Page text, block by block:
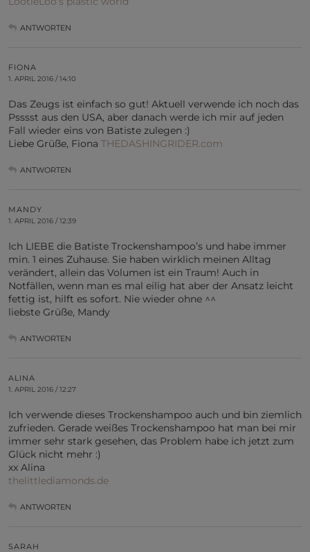
ANTWORTEN
FIONA
1. APRIL 2016 / 14:10
Das Zeugs ist einfach so gut! Aktuell verwende ich noch das
Psssst aus den USA, aber danach werde ich mir auf jeden
Fall wieder eins von Batiste zulegen :)
Liebe Grüße, Fiona THEDASHINGRIDER.com
ANTWORTEN
MANDY
1. APRIL 2016 / 12:39
Ich LIEBE die Batiste Trockenshampoo’s und habe immer
min. 1 eines Zuhause. Sie haben wirklich meinen Alltag
verändert, allein das Volumen ist ein Traum! Auch in
Notfällen, wenn man es mal eilig hat aber der Ansatz leicht
fettig ist, hilft es sofort. Nie wieder ohne ^^
liebste Grüße, Mandy
ANTWORTEN
ALINA
1. APRIL 2016 / 12:27
Ich verwende dieses Trockenshampoo auch und bin ziemlich
zufrieden. Gerade weißes Trockenshampoo hat man bei mir
immer sehr stark gesehen, das Problem habe ich jetzt zum
Glück nicht mehr :)
xx Alina
thelittlediamonds.de
ANTWORTEN
SARAH